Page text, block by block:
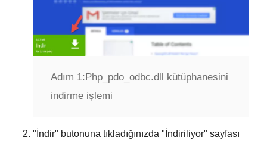
Adım 1: Php_pdo_odbc.dll kütüphanesini
indirme işlemi
" İndir" butonuna tıkladığınızda " İndiriliyor" sayfası